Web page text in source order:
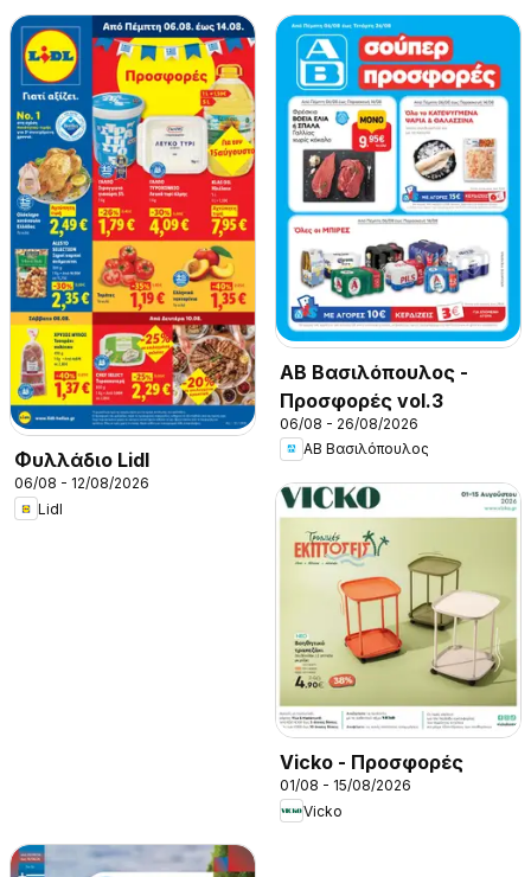
Φυλλάδιο Lidl
06/08 - 12/08/2026
Lidl
ΑΒ Βασιλόπουλος -
Προσφορές vol.3
06/08 - 26/08/2026
ΑΒ Βασιλόπουλος
Vicko - Προσφορές
01/08 - 15/08/2026
Vicko